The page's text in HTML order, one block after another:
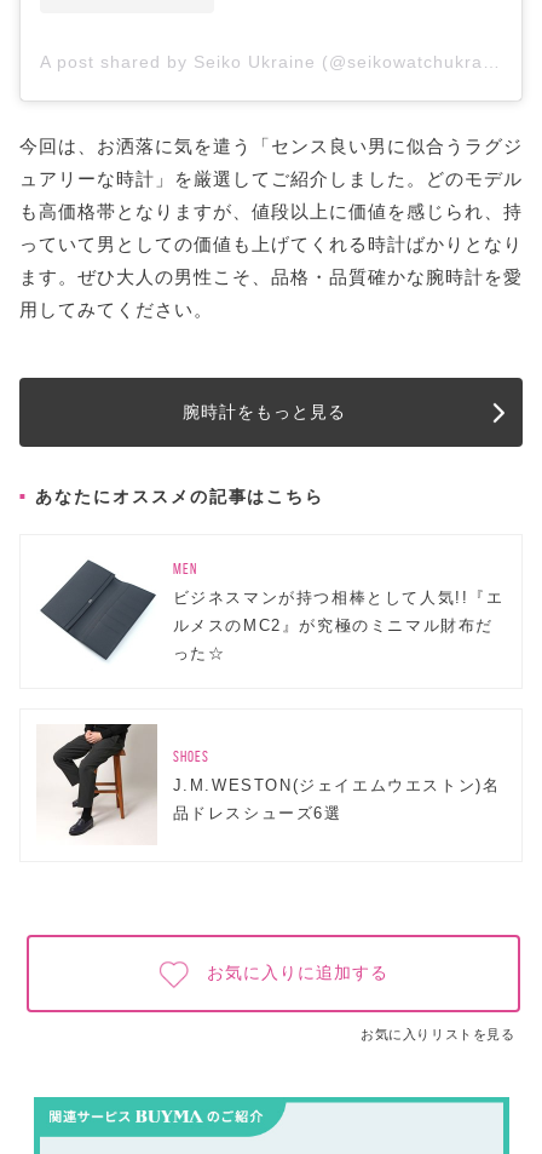
A post shared by Seiko Ukraine (@seikowatchukraine)
今回は、お洒落に気を遣う「センス良い男に似合うラグジ
ュアリーな時計」を厳選してご紹介しました。どのモデル
も高価格帯となりますが、値段以上に価値を感じられ、持
っていて男としての価値も上げてくれる時計ばかりとなり
ます。ぜひ大人の男性こそ、品格・品質確かな腕時計を愛
用してみてください。
腕時計をもっと見る
あなたにオススメの記事はこちら
MEN
ビジネスマンが持つ相棒として人気!!『エ
ルメスのMC2』が究極のミニマル財布だ
った☆
SHOES
J.M.WESTON(ジェイエムウエストン)名
品ドレスシューズ6選
お気に入りに追加する
お気に入りリストを見る